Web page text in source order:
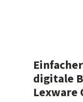
digitale
Lexware